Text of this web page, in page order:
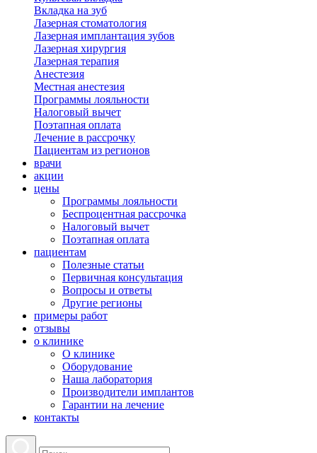
Вкладка на зуб
Лазерная стоматология
Лазерная имплантация зубов
Лазерная хирургия
Лазерная терапия
Анестезия
Местная анестезия
Программы лояльности
Налоговый вычет
Поэтапная оплата
Лечение в рассрочку
Пациентам из регионов
врачи
акции
цены
Программы лояльности
Беспроцентная рассрочка
Налоговый вычет
Поэтапная оплата
пациентам
Полезные статьи
Первичная консультация
Вопросы и ответы
Другие регионы
примеры работ
отзывы
о клинике
О клинике
Оборудование
Наша лаборатория
Производители имплантов
Гарантии на лечение
контакты